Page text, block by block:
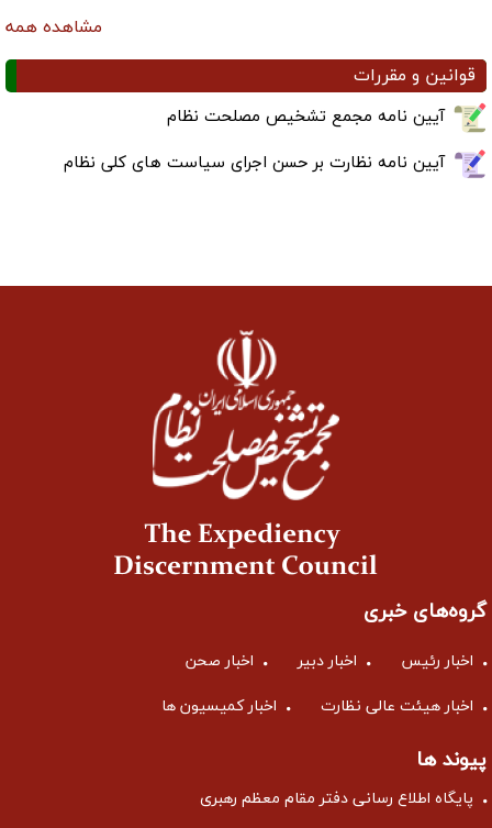
مشاهده همه
قوانین و مقررات
آیین نامه مجمع تشخیص مصلحت نظام
آیین نامه نظارت بر حسن اجرای سیاست های کلی نظام
گروه‌های خبری
اخبار رئیس اخبار دبیر اخبار صحن
اخبار هیئت عالی نظارت اخبار کمیسیون ها
پیوند ها
پایگاه اطلاع رسانی دفتر مقام معظم رهبری